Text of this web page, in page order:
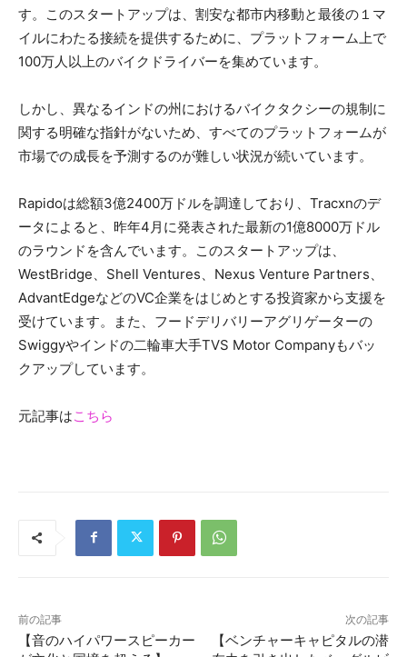
す。このスタートアップは、割安な都市内移動と最後の１マ
イルにわたる接続を提供するために、プラットフォーム上で
100万人以上のバイクドライバーを集めています。
しかし、異なるインドの州におけるバイクタクシーの規制に
関する明確な指針がないため、すべてのプラットフォームが
市場での成長を予測するのが難しい状況が続いています。
Rapidoは総額3億2400万ドルを調達しており、Tracxnのデ
ータによると、昨年4月に発表された最新の1億8000万ドル
のラウンドを含んでいます。このスタートアップは、
WestBridge、Shell Ventures、Nexus Venture Partners、
AdvantEdgeなどのVC企業をはじめとする投資家から支援を
受けています。また、フードデリバリーアグリゲーターの
Swiggyやインドの二輪車大手TVS Motor Companyもバッ
クアップしています。
元記事はこちら
前の記事
【音のハイパワースピーカー
次の記事
【ベンチャーキャピタルの潜